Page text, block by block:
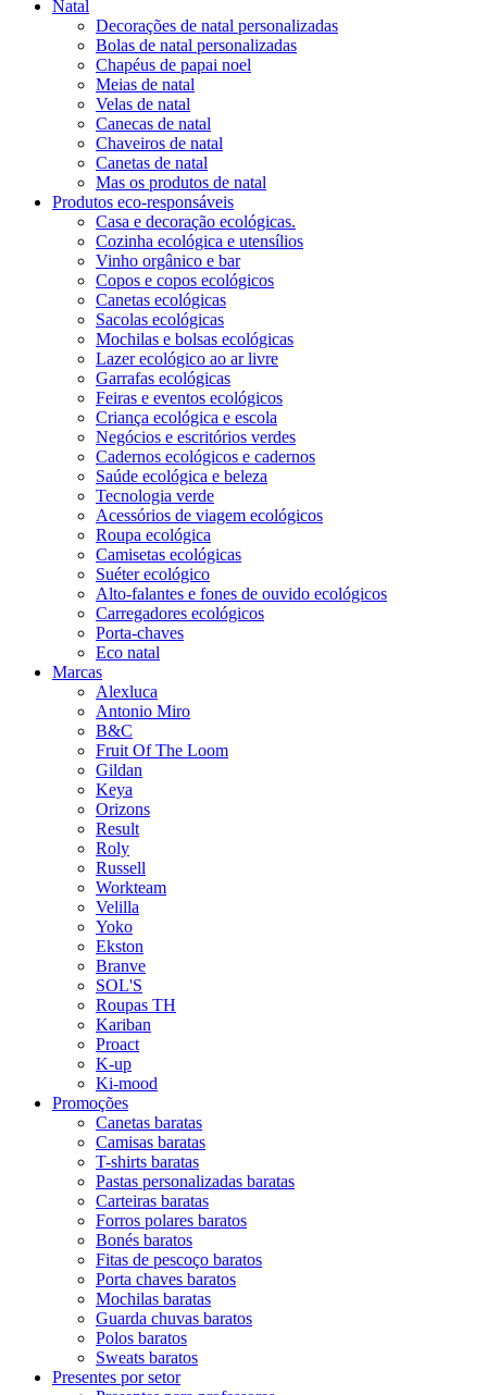
Natal
Decorações de natal personalizadas
Bolas de natal personalizadas
Chapéus de papai noel
Meias de natal
Velas de natal
Canecas de natal
Chaveiros de natal
Canetas de natal
Mas os produtos de natal
Produtos eco-responsáveis
Casa e decoração ecológicas.
Cozinha ecológica e utensílios
Vinho orgânico e bar
Copos e copos ecológicos
Canetas ecológicas
Sacolas ecológicas
Mochilas e bolsas ecológicas
Lazer ecológico ao ar livre
Garrafas ecológicas
Feiras e eventos ecológicos
Criança ecológica e escola
Negócios e escritórios verdes
Cadernos ecológicos e cadernos
Saúde ecológica e beleza
Tecnologia verde
Acessórios de viagem ecológicos
Roupa ecológica
Camisetas ecológicas
Suéter ecológico
Alto-falantes e fones de ouvido ecológicos
Carregadores ecológicos
Porta-chaves
Eco natal
Marcas
Alexluca
Antonio Miro
B&C
Fruit Of The Loom
Gildan
Keya
Orizons
Result
Roly
Russell
Workteam
Velilla
Yoko
Ekston
Branve
SOL'S
Roupas TH
Kariban
Proact
K-up
Ki-mood
Promoções
Canetas baratas
Camisas baratas
T-shirts baratas
Pastas personalizadas baratas
Carteiras baratas
Forros polares baratos
Bonés baratos
Fitas de pescoço baratos
Porta chaves baratos
Mochilas baratas
Guarda chuvas baratos
Polos baratos
Sweats baratos
Presentes por setor